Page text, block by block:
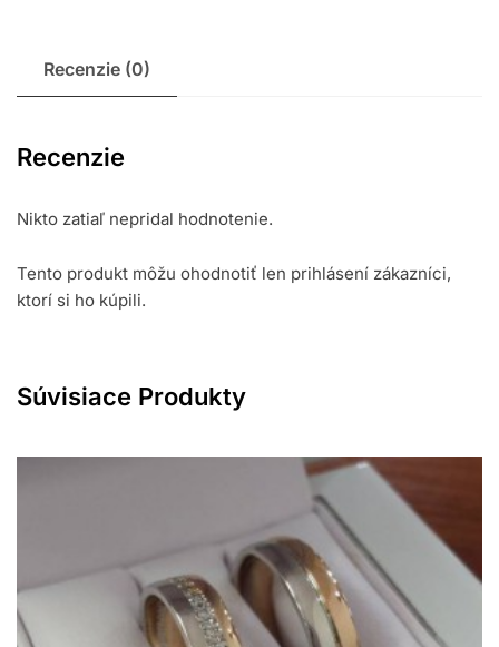
Recenzie (0)
Recenzie
Nikto zatiaľ nepridal hodnotenie.
Tento produkt môžu ohodnotiť len prihlásení zákazníci,
ktorí si ho kúpili.
Súvisiace Produkty